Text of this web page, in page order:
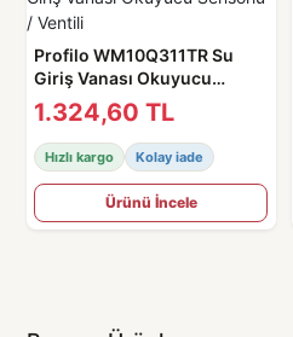
Profilo WM10Q311TR Su
Giriş Vanası Okuyucu
Sensörlü / Ventili
1.324,60 TL
Hızlı kargo Kolay iade
Ürünü İncele